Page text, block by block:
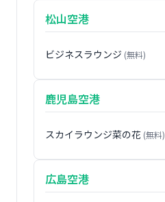
松山空港
ビジネスラウンジ (無料)
鹿児島空港
スカイラウンジ菜の花 (無料)
広島空港